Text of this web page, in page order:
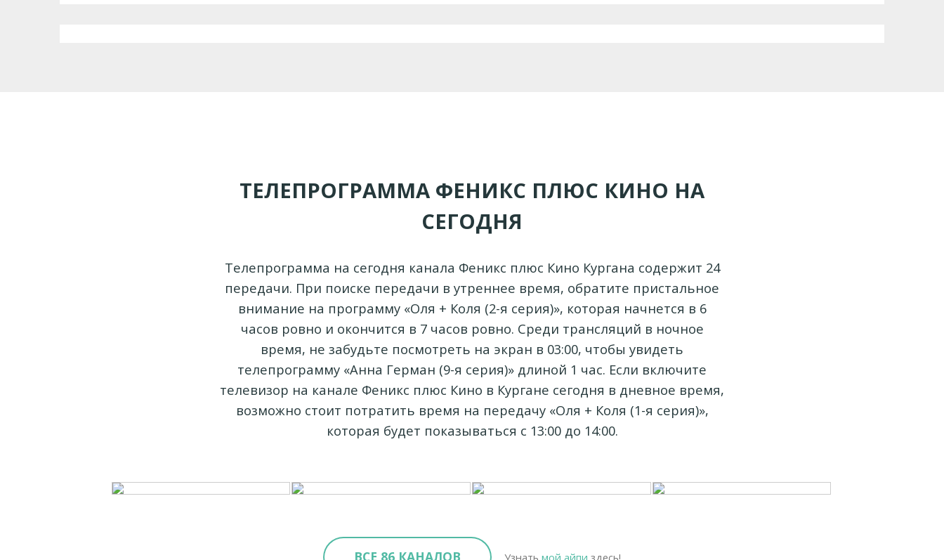
ТЕЛЕПРОГРАММА ФЕНИКС ПЛЮС КИНО НА
СЕГОДНЯ
Телепрограмма на сегодня канала Феникс плюс Кино Кургана содержит 24
передачи. При поиске передачи в утреннее время, обратите пристальное
внимание на программу «Оля + Коля (2-я серия)», которая начнется в 6
часов ровно и окончится в 7 часов ровно. Среди трансляций в ночное
время, не забудьте посмотреть на экран в 03:00, чтобы увидеть
телепрограмму «Анна Герман (9-я серия)» длиной 1 час. Если включите
телевизор на канале Феникс плюс Кино в Кургане сегодня в дневное время,
возможно стоит потратить время на передачу «Оля + Коля (1-я серия)»,
которая будет показываться с 13:00 до 14:00.
Узнатьмой айпи здесь!